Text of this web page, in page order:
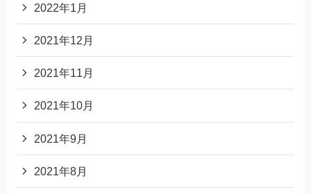
2022年1月
2021年12月
2021年11月
2021年10月
2021年9月
2021年8月